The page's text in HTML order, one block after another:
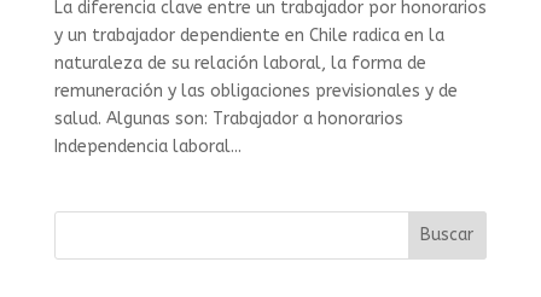
La diferencia clave entre un trabajador por honorarios
y un trabajador dependiente en Chile radica en la
naturaleza de su relación laboral, la forma de
remuneración y las obligaciones previsionales y de
salud. Algunas son: Trabajador a honorarios
Independencia laboral...
Buscar